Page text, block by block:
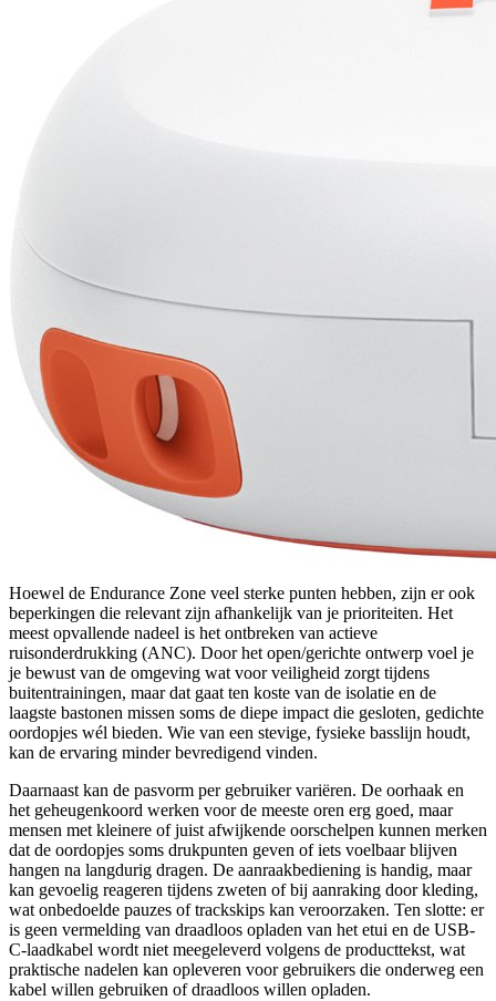
Hoewel de Endurance Zone veel sterke punten hebben, zijn er ook
beperkingen die relevant zijn afhankelijk van je prioriteiten. Het
meest opvallende nadeel is het ontbreken van actieve
ruisonderdrukking (ANC). Door het open/gerichte ontwerp voel je
je bewust van de omgeving wat voor veiligheid zorgt tijdens
buitentrainingen, maar dat gaat ten koste van de isolatie en de
laagste bastonen missen soms de diepe impact die gesloten, gedichte
oordopjes wél bieden. Wie van een stevige, fysieke basslijn houdt,
kan de ervaring minder bevredigend vinden.
Daarnaast kan de pasvorm per gebruiker variëren. De oorhaak en
het geheugenkoord werken voor de meeste oren erg goed, maar
mensen met kleinere of juist afwijkende oorschelpen kunnen merken
dat de oordopjes soms drukpunten geven of iets voelbaar blijven
hangen na langdurig dragen. De aanraakbediening is handig, maar
kan gevoelig reageren tijdens zweten of bij aanraking door kleding,
wat onbedoelde pauzes of trackskips kan veroorzaken. Ten slotte: er
is geen vermelding van draadloos opladen van het etui en de USB-
C-laadkabel wordt niet meegeleverd volgens de producttekst, wat
praktische nadelen kan opleveren voor gebruikers die onderweg een
kabel willen gebruiken of draadloos willen opladen.